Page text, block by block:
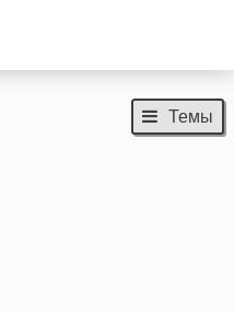
Темы